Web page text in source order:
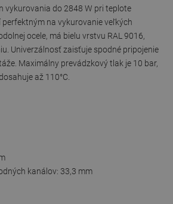
vykurovania do 2848 W pri teplote
na vykurovanie veľkých
ocele, má bielu vrstvu RAL 9016,
Univerzálnosť zaisťuje spodné pripojenie
Maximálny prevádzkový tlak je 10 bar,
až 110°C.
kanálov: 33,3 mm